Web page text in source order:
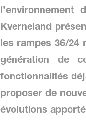
Kverneland
les rampes 36/24
génération de
fonctionnalités
proposer de
évolutions